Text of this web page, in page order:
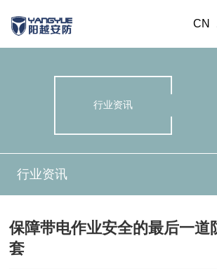
CN
行业资讯
行业资讯
保障带电作业安全的最后一道
套